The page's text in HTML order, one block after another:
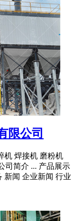
限公司
机 焊接机 磨粉机
司简介 ... 产品展示
新闻 企业新闻 行业